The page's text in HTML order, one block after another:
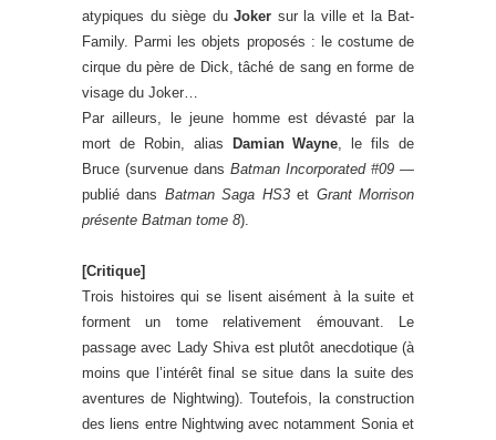
atypiques du siège du Joker sur la ville et la Bat-
Family. Parmi les objets proposés : le costume de
cirque du père de Dick, tâché de sang en forme de
visage du Joker…
Par ailleurs, le jeune homme est dévasté par la
mort de Robin, alias
Damian Wayne , le fils de
Bruce (survenue dans Batman Incorporated #09 —
publié dans Batman Saga HS3et Grant Morrison
présente Batman tome 8).
[Critique]
Trois histoires qui se lisent aisément à la suite et
forment un tome relativement émouvant. Le
passage avec Lady Shiva est plutôt anecdotique (à
moins que l’intérêt final se situe dans la suite des
aventures de Nightwing). Toutefois, la construction
des liens entre Nightwing avec notamment Sonia et